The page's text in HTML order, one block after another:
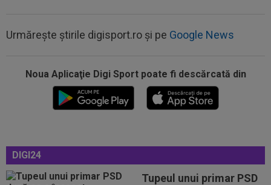
Urmărește știrile digisport.ro și pe Google News
Noua Aplicaţie Digi Sport poate fi descărcată din
DIGI24
Tupeul unui primar PSD
Gigi Becali a lansat oferta: ”1,5 milioane de
09:27 EXCLUSIV
Surpriză la CFR Cluj! Ioan Varga:
”Acum ajut clubul, dar de la anul nu știu...